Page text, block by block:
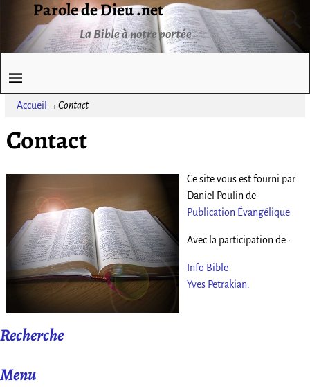
Parole de Dieu .net
La Bible à notre portée
Accueil →Contact
Contact
Ce site vous est fourni par
Daniel Poulin de
Publication Évangélique
Avec la participation de :
Info Bible
Yves Petrakian.
Recherche
Menu